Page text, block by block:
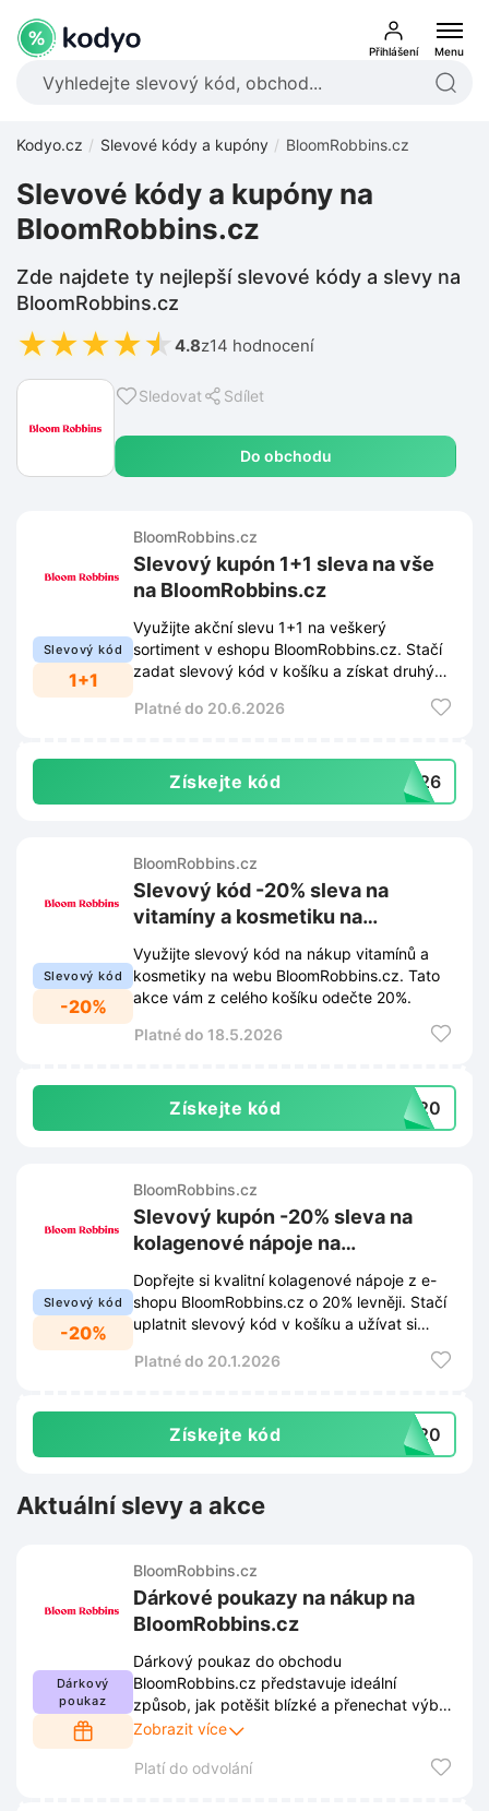
Přihlášení Menu
Kodyo.cz Slevové kódy a kupóny BloomRobbins.cz
Sledovat Sdílet
Do obchodu
Slevové kódy a kupóny na
BloomRobbins.cz
Zde najdete ty nejlepší slevové kódy a slevy na
BloomRobbins.cz
★★★★★ 4.8z14 hodnocení
Slevový kód
1+1
BloomRobbins.cz
Slevový kupón 1+1 sleva na vše
na BloomRobbins.cz
Využijte akční slevu 1+1 na veškerý
sortiment v eshopu BloomRobbins.cz. Stačí
zadat slevový kód v košíku a získat druhý
Platné do 20.6.2026
Získejte kód TO26
Slevový kód
-20%
BloomRobbins.cz
Slevový kód -20% sleva na
vitamíny a kosmetiku na
BloomRobbins.cz
Využijte slevový kód na nákup vitamínů a
kosmetiky na webu BloomRobbins.cz. Tato
akce vám z celého košíku odečte 20%.
Platné do 18.5.2026
Získejte kód SH20
Slevový kód
-20%
BloomRobbins.cz
Slevový kupón -20% sleva na
kolagenové nápoje na
BloomRobbins.cz
Dopřejte si kvalitní kolagenové nápoje z e-
shopu BloomRobbins.cz o 20% levněji. Stačí
uplatnit slevový kód v košíku a užívat si
Platné do 20.1.2026
Získejte kód WY20
Aktuální slevy a akce
Dárkový
poukaz
BloomRobbins.cz
Dárkové poukazy na nákup na
BloomRobbins.cz
Dárkový poukaz do obchodu
BloomRobbins.cz představuje ideální
způsob, jak potěšit blízké a přenechat výběr
dárku přímo jim. Stačí zvolit hodnotu
to, co udělá obdarovaným největší radost.
Zobrazit více
Platí do odvolání